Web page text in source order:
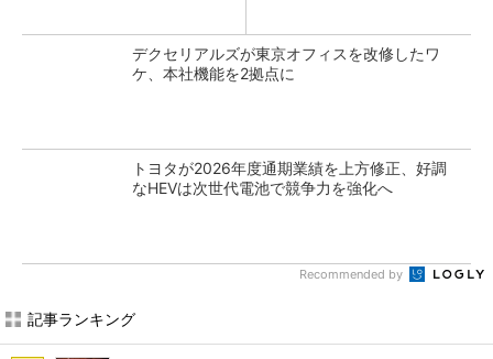
デクセリアルズが東京オフィスを改修したワ
ケ、本社機能を2拠点に
トヨタが2026年度通期業績を上方修正、好調
なHEVは次世代電池で競争力を強化へ
Recommended by
記事ランキング